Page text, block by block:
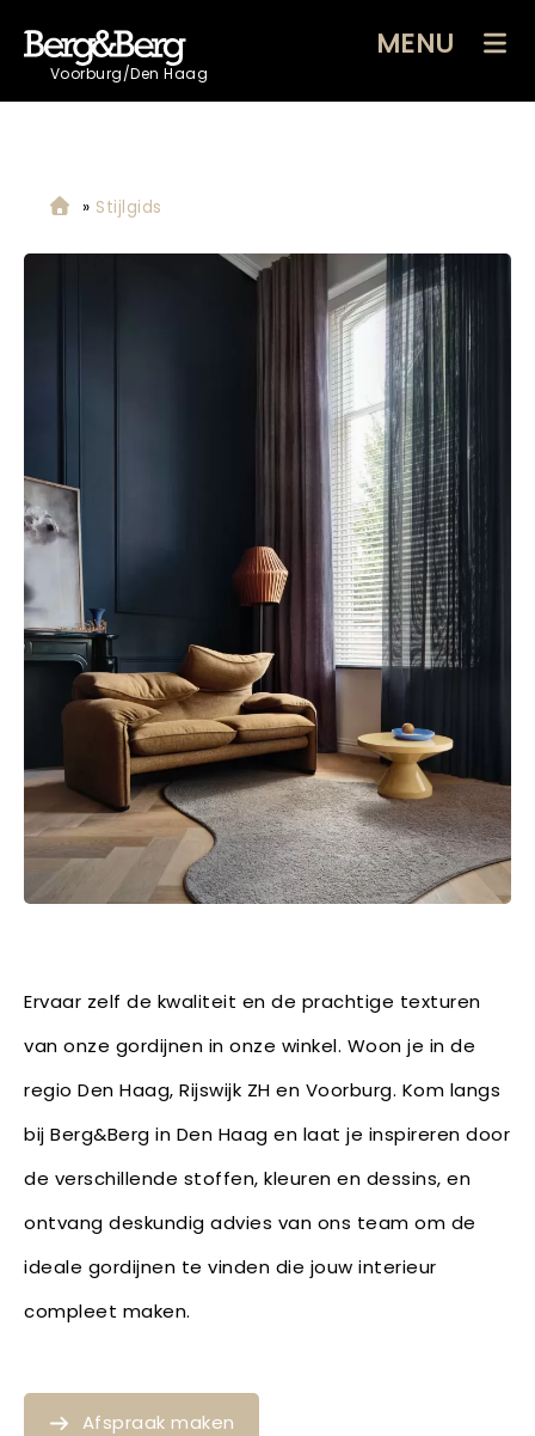
Voorburg/Den Haag
MENU
» Stijlgids
Ervaar zelf de kwaliteit en de prachtige texturen
van onze gordijnen in onze winkel. Woon je in de
regio Den Haag, Rijswijk ZH en Voorburg. Kom langs
bij Berg&Berg in Den Haag en laat je inspireren door
de verschillende stoffen, kleuren en dessins, en
ontvang deskundig advies van ons team om de
ideale gordijnen te vinden die jouw interieur
compleet maken.
Afspraak maken